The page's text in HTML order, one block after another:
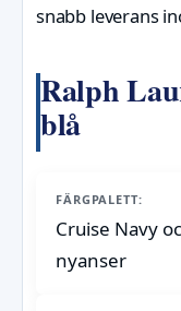
snabb leverans
Ralph
blå
FÄRGPALETT:
Cruise Navy
nyanser